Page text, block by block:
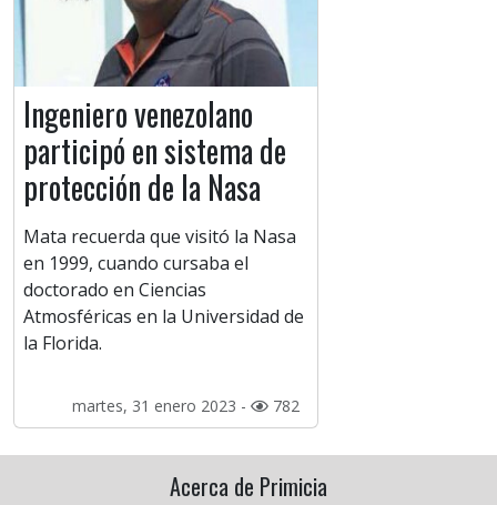
Ingeniero venezolano
participó en sistema de
protección de la Nasa
Mata recuerda que visitó la Nasa
en 1999, cuando cursaba el
doctorado en Ciencias
Atmosféricas en la Universidad de
la Florida.
martes, 31 enero 2023 - 782
Acerca de Primicia